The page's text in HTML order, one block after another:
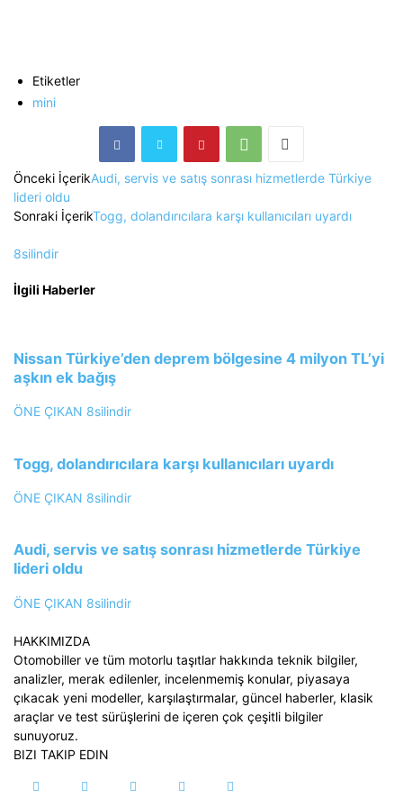
Etiketler
mini
Önceki İçerikAudi, servis ve satış sonrası hizmetlerde Türkiye
lideri oldu
Sonraki İçerikTogg, dolandırıcılara karşı kullanıcıları uyardı
8silindir
İlgili Haberler
Nissan Türkiye’den deprem bölgesine 4 milyon TL’yi
aşkın ek bağış
ÖNE ÇIKAN 8silindir
Togg, dolandırıcılara karşı kullanıcıları uyardı
ÖNE ÇIKAN 8silindir
Audi, servis ve satış sonrası hizmetlerde Türkiye
lideri oldu
ÖNE ÇIKAN 8silindir
HAKKIMIZDA
Otomobiller ve tüm motorlu taşıtlar hakkında teknik bilgiler,
analizler, merak edilenler, incelenmemiş konular, piyasaya
çıkacak yeni modeller, karşılaştırmalar, güncel haberler, klasik
araçlar ve test sürüşlerini de içeren çok çeşitli bilgiler
sunuyoruz.
BIZI TAKIP EDIN